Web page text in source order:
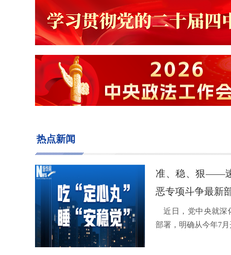
热点新闻
准、稳、狠——
恶专项斗争最新
近日，党中央就深
部署，明确从今年7月